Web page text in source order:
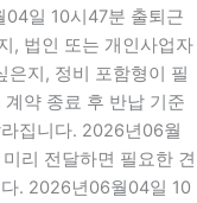
일 10시47분 출퇴근
, 법인 또는 개인사업자
은지, 정비 포함형이 필
약 종료 후 반납 기준
집니다. 2026년06월
리 전달하면 필요한 견
. 2026년06월04일 10